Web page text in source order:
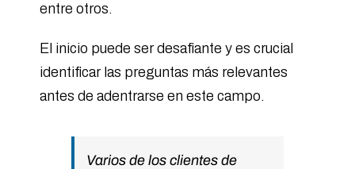
entre otros.
El inicio puede ser desafiante y es crucial
identificar las preguntas más relevantes
antes de adentrarse en este campo.
Varios de los clientes de